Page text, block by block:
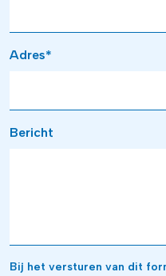
Adres*
Bericht
Bij het versturen van dit